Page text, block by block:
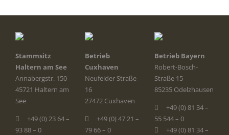
Stammsitz
Haltern am See
Annabergstr. 150
45721 Haltern am
See
+49 (0) 23 64 –
93 88 – 0
Betrieb
Cuxhaven
Neufelder Straße
16
27472 Cuxhaven
+49 (0) 47 21 –
79 66 – 0
Betrieb Bayern
Robert-Bosch-
Straße 15
85235 Odelzhausen
+49 (0) 81 34 –
55 544 – 0
+49 (0) 81 34 –